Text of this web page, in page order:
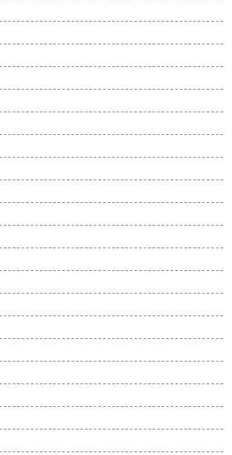
ごしですか？
笑 先日、池袋の
ました
外国人の方が多く、
した
ここの大きな水槽にはサ
かについて説明させていただき
のお客様は長くなりますが、ぜ
外壁や屋根の表面に塗装してで
外線、雨風、排気ガスなどにさ
なら ...
19
たい…！！！＊湘南の外壁
店＊
かくて過ごしやすいお天気です
君はバリ島に行きました!! 私も
が送られてきたら、またアップ
12
＊湘南の外壁塗装専門店＊
ーフィンにはまり中
今回は浩
緒に
３人で出発
波は小さい
まずは陸でのイメトレ 入水～
10
HALLOWEEN
＊湘南の
専門店＊